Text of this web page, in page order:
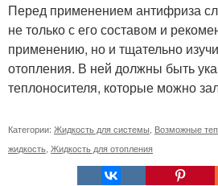
Перед применением антифриза
не только с его составом и
применению, но и тщательно
отопления. В ней должны быть
теплоносителя, которые можно
Категории: Жидкость для системы Возможные
жидкость Жидкость для отопления